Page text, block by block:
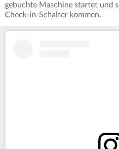
gebuchte Maschine startet und
Check-in-Schalter kommen.